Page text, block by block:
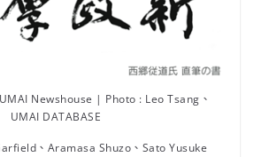
Newshouse | Photo : Leo Tsang、
UMAI DATABASE
、Aramasa Shuzo、Sato Yusuke